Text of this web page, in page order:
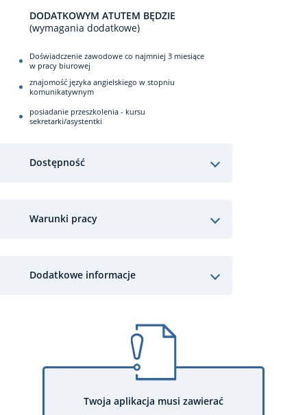
DODATKOWYM ATUTEM BĘDZIE
(wymagania dodatkowe)
Doświadczenie zawodowe co najmniej 3 miesiące
w pracy biurowej
znajomość języka angielskiego w stopniu
komunikatywnym
posiadanie przeszkolenia - kursu
sekretarki/asystentki
Dostępność
Warunki pracy
Dodatkowe informacje
Twoja aplikacja musi zawierać